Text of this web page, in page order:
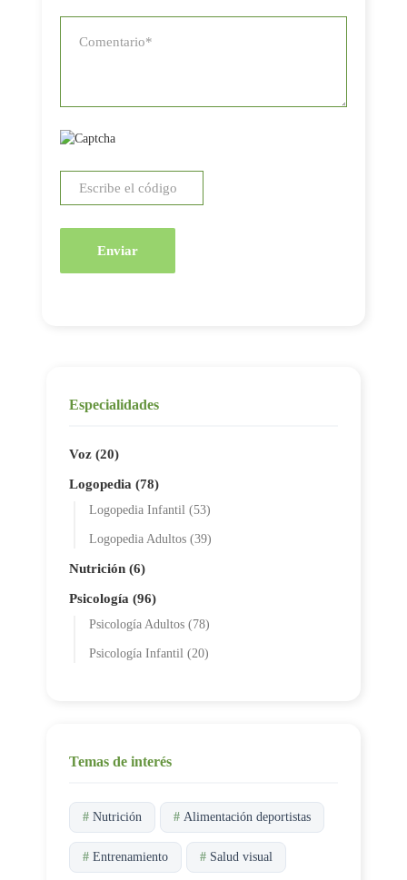
Enviar
Especialidades
Voz (20)
Logopedia (78)
Logopedia Infantil (53)
Logopedia Adultos (39)
Nutrición (6)
Psicología (96)
Psicología Adultos (78)
Psicología Infantil (20)
Temas de interés
# Nutrición # Alimentación deportistas
# Entrenamiento # Salud visual